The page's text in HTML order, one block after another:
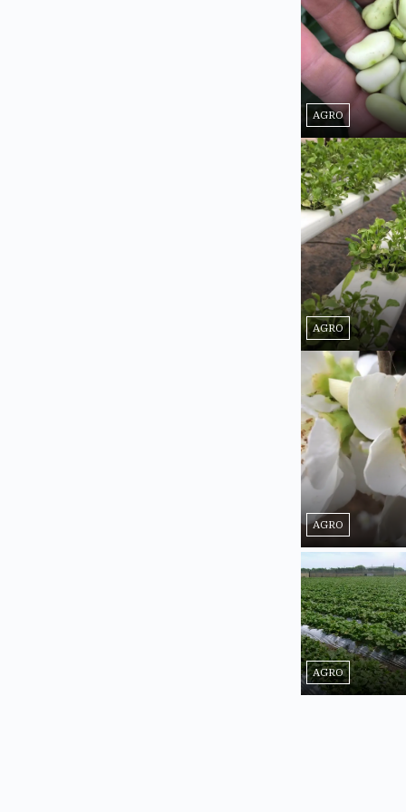
AGRO
AGRO
AGRO
AGRO